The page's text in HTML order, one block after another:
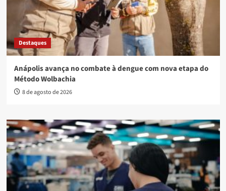
Destaques
Anápolis avança no combate à dengue com nova etapa do
Método Wolbachia
8 de agosto de 2026